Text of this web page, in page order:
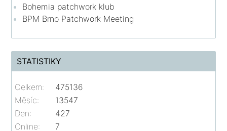
Bohemia patchwork klub
BPM Brno Patchwork Meeting
STATISTIKY
Online: 7
Celkem:
475136
Měsíc:
13547
Den:
427